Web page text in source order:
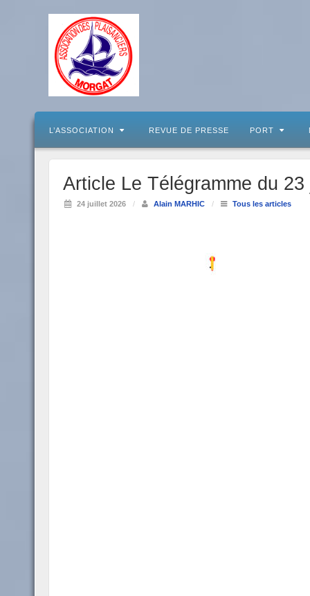
L’ASSOCIATION REVUE DE PRESSE PORT
Article Le Télégramme du
24 juillet 2026 / Alain MARHIC / Tous les articles